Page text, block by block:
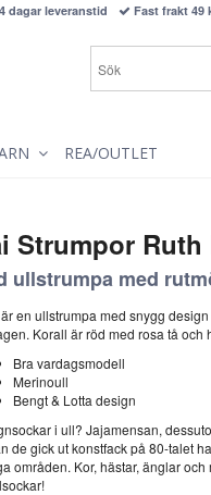
Strumpor Ruth
ullstrumpa med
en ullstrumpa med snygg
Korall är röd med rosa tå och
Bra vardagsmodell
Merinoull
Bengt & Lotta design
i ull? Jajamensan,
de gick ut konstfack på 80-talet
områden. Kor, hästar, änglar
dagar leveranstid Fast frakt 49
REA/OUTLET